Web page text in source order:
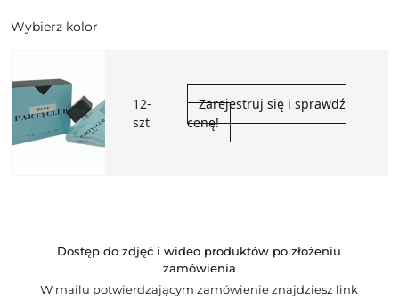
Wybierz kolor
12-
szt
Zarejestruj się i sprawdź
cenę!
Dostęp do zdjęć i wideo produktów po złożeniu
zamówienia
W mailu potwierdzającym zamówienie znajdziesz link